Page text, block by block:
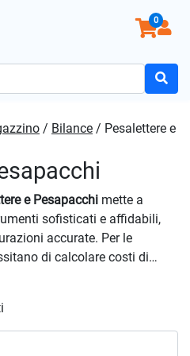
0
/ Bilance / Pesalettere e
e Pesapacchi mette a
sofisticati e affidabili,
accurate. Per le
di calcolare costi di
di corrispondenza e pacchi,
la sua destinazione
gestiscono spedizioni di
prodotti sono strumenti